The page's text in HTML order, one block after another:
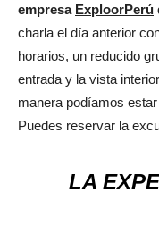
empresa ExploorPerú
charla el día anterior
horarios, un reducido
entrada y la vista
manera podíamos
Puedes reservar la
LA